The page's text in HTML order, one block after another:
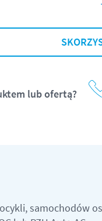
lub ofertą?
samochodów